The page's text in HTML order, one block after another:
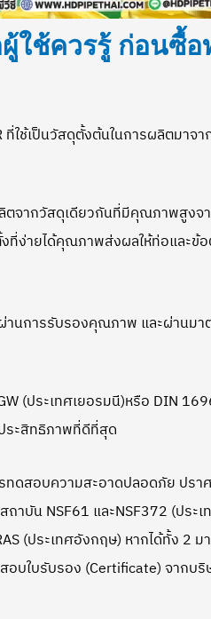
ใช้ควรรู้ ก่อนซื้อ
ที่ใช้เป็นวัสดุตั้งต้นในการผลิตมาจ
ตจากวัสดุเดียวกันที่มีคุณภาพสูงจ
ที่ง่ายได้คุณภาพส่งผลให้ท่อและข้
านการรับรองคุณภาพ และผ่านม
(ประเทศเยอรมนี)หรือ DIN
ระสิทธิภาพที่ดีที่สุด
ดสอบความสะอาดปลอดภัย ปรา
าบัน NSF61 และNSF372 (ประ
(ประเทศอังกฤษ) หากได้ทั้ง 2 ม
อบใบรับรอง (Certificate) จากบ